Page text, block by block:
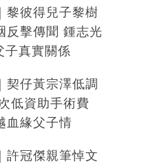
黎彼得兒子黎樹
反擊傳聞 鍾志光
子真實關係
契仔黃宗澤低調
低資助手術費
血緣父子情
許冠傑親筆悼文